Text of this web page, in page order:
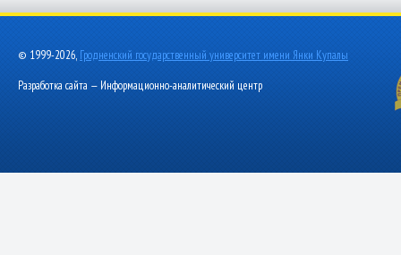
© 1999-2026, Гродненский государственный университет имени Янки Купалы
Разработка сайта — Информационно-аналитический центр